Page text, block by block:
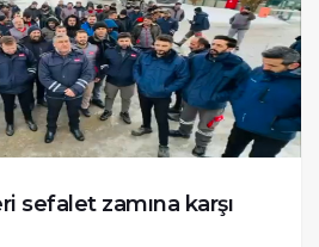
sefalet zamına karşı